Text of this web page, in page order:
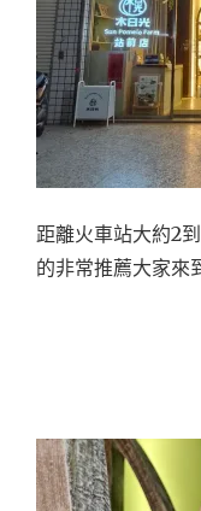
距離火車站大約2
的非常推薦大家來